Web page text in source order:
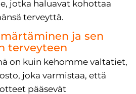
jotka haluavat kohottaa
terveyttä.
ja sen
terveyteen
on kuin kehomme valtatiet,
joka varmistaa, että
pääsevät